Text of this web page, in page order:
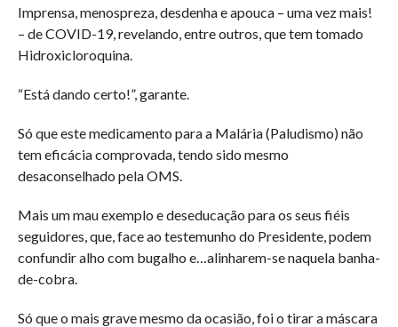
Imprensa, menospreza, desdenha e apouca – uma vez mais!
– de COVID-19, revelando, entre outros, que tem tomado
Hidroxicloroquina.
“Está dando certo!”, garante.
Só que este medicamento para a Malária (Paludismo) não
tem eficácia comprovada, tendo sido mesmo
desaconselhado pela OMS.
Mais um mau exemplo e deseducação para os seus fiéis
seguidores, que, face ao testemunho do Presidente, podem
confundir alho com bugalho e…alinharem-se naquela banha-
de-cobra.
Só que o mais grave mesmo da ocasião, foi o tirar a máscara